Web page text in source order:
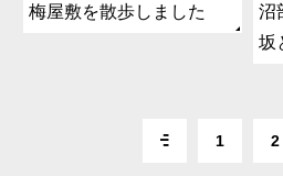
梅屋敷を散歩しました
沼
坂
1 2